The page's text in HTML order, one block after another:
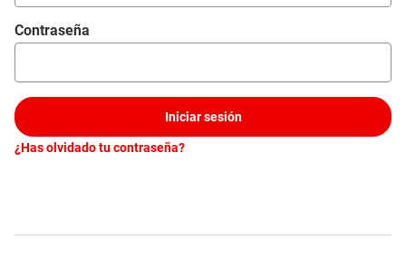
Contraseña
Iniciar sesión
¿Has olvidado tu contraseña?